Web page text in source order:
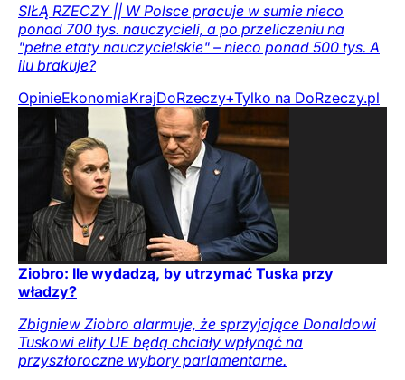
SIŁĄ RZECZY || W Polsce pracuje w sumie nieco
ponad 700 tys. nauczycieli, a po przeliczeniu na
"pełne etaty nauczycielskie" – nieco ponad 500 tys. A
ilu brakuje?
OpinieEkonomiaKrajDoRzeczy+Tylko na DoRzeczy.pl
Ziobro: Ile wydadzą, by utrzymać Tuska przy
władzy?
Zbigniew Ziobro alarmuje, że sprzyjające Donaldowi
Tuskowi elity UE będą chciały wpłynąć na
przyszłoroczne wybory parlamentarne.